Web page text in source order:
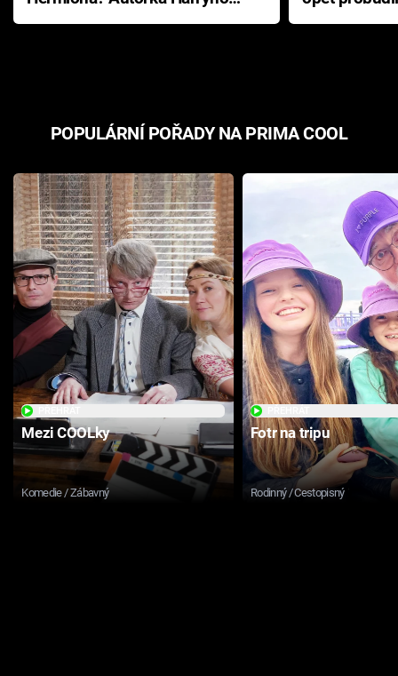
Pottera přišla s ráznou
přichází s
POPULÁRNÍ POŘADY NA PRIMA COOL
Mezi COOLky
Komedie / Zábavný
Fotr na tripu
Rodinný / Cestopisný